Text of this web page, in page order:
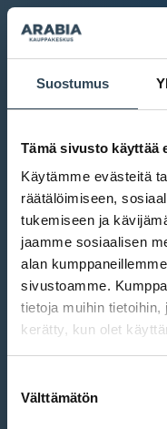
Suostumus
Tämä sivusto käyttää
Käytämme evästeitä
räätälöimiseen,
tukemiseen ja
jaamme sosiaalisen
alan
sivustoamme.
tietoja muihin tietoihin,
kerätty, kun olet
valinta
Välttämätön